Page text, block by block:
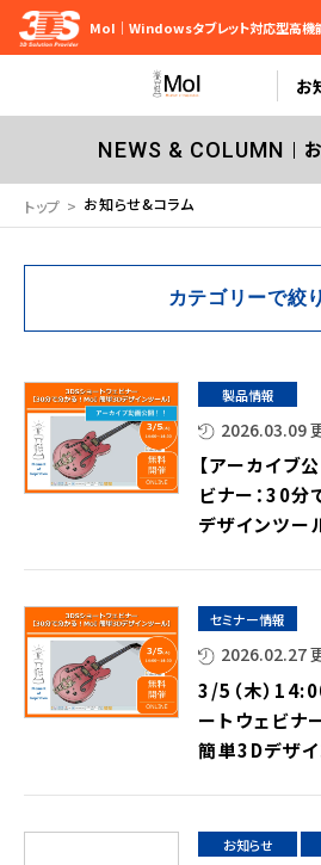
MoI｜Windowsタブレット対応型高機
お
NEWS & COLUMN
トップ お知らせ&コラム
カテゴリーで絞
製品情報
2026.03.09
【アーカイブ
ビナー：30
デザインツー
セミナー情報
2026.02.27
3/5（木）
ートウェビナ
簡単3Dデザ
お知らせ